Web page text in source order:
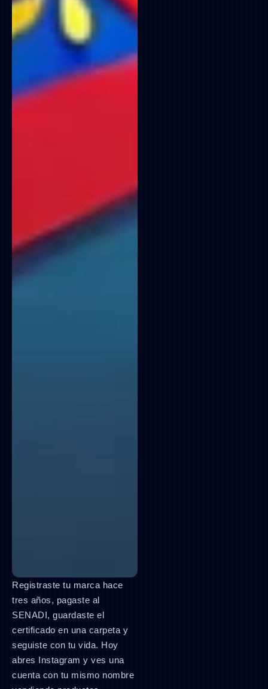
Registraste tu marca hace
tres años, pagaste al
SENADI, guardaste el
certificado en una carpeta y
seguiste con tu vida. Hoy
abres Instagram y ves una
cuenta con tu mismo nombre